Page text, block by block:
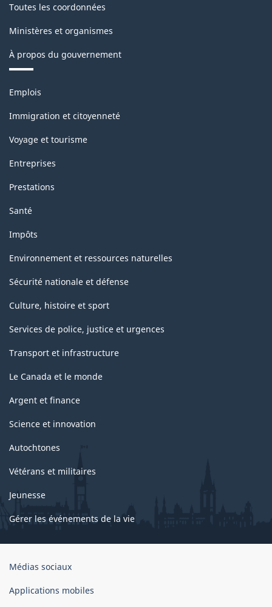
Toutes les coordonnées
Ministères et organismes
À propos du gouvernement
Thèmes
sujets
Emplois
Immigration et citoyenneté
Voyage et tourisme
Entreprises
Prestations
Santé
Impôts
Environnement et ressources naturelles
Sécurité nationale et défense
Culture, histoire et sport
Services de police, justice et urgences
Transport et infrastructure
Le Canada et le monde
Argent et finance
Science et innovation
Autochtones
Vétérans et militaires
Jeunesse
Gérer les événements de la vie
Organisation
gouvernement
Médias sociaux
Applications mobiles